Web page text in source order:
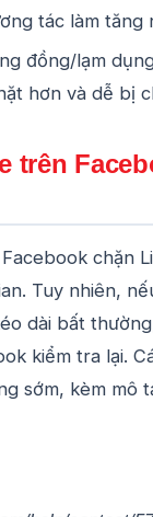
tác làm tăng
đồng/lạm
hơn và dễ bị
trên
chặn
Tuy nhiên,
dài bất
kiểm tra lại.
sớm, kèm